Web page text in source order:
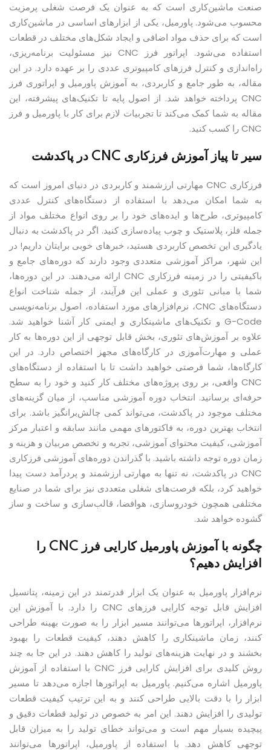
صنعت ماشین‌کاری است که به عنوان یک فرصت شغلی پرمزیت
محسوب می‌شود. پاورمیل، یکی از ابزارهای اساسی در ماشین‌کاری
است که برای حذف مواد اضافی و ایجاد شکل‌های مختلف در قطعات
استفاده می‌شود. اپراتور فرز CNC نیز مسئولیت برنامه‌ریزی،
راه‌اندازی و کنترل فرزهای کامپیوتری عددی را بر عهده دارد. در این
مقاله، به طور جامع و کاربردی، به آموزش پاورمیل و اپراتوری فرز
CNC پرداخته خواهد شد. از اصول پایه تا تکنیک‌های پیشرفته، این
مقاله به شما کمک می‌کند تا تجربیات لازم برای کار با پاورمیل و فرز
CNC را کسب کنید.
سیر تا پیاز آموزش فرزکاری CNC در پاکدشت
فرزکاری CNC مهارتی ارزشمند و کاربردی در دنیای امروز است که
به شما امکان می‌دهد با استفاده از دستگاه‌های کنترل عددی
کامپیوتری، طرح‌ها و ایده‌های خود را بر روی انواع مختلف مواد از
جمله فلز، پلاستیک و چوب پیاده‌سازی کنید. اگر در پاکدشت به دنبال
یادگیری این تخصص کاربردی هستید، خبرهای خوبی برایتان داریم! در
این شهر، مراکز آموزشی متعددی وجود دارند که دوره‌های جامع و
باکیفیتی را در زمینه فرزکاری CNC ارائه می‌دهند. در این دوره‌ها،
شما با مبانی تئوری و عملی این فرآیند، از جمله شناخت انواع
دستگاه‌های CNC، نرم‌افزارهای مورد استفاده، اصول برنامه‌نویسی
G-Code و تکنیک‌های ماشینکاری و ایمنی کار آشنا خواهید شد.
علاوه بر آموزش‌های تئوری، بخش قابل توجهی از این دوره‌ها به کار
عملی و مهارت‌آموزی در کارگاه‌های مجهز اختصاص دارد. در این
کارگاه‌ها، شما فرصتی خواهید داشت تا با استفاده از دستگاه‌های
CNC واقعی، بر روی پروژه‌های مختلف کار کنید و خود را به سطح
حرفه‌ای برسانید. انتخاب دوره آموزشی مناسب، از میان گزینه‌های
مختلف موجود در پاکدشت، می‌تواند کمی چالش‌برانگیز باشد. برای
انتخاب بهترین دوره، به فاکتورهای مهمی مانند سابقه و اعتبار مرکز
آموزشی، کیفیت محتوای آموزشی، تجربه و تخصص مربیان و هزینه و
زمان دوره توجه داشته باشید. با گذراندن دوره‌های آموزشی فرزکاری
CNC در پاکدشت، نه تنها به مهارتی ارزشمند و پردرآمد دست پیدا
خواهید کرد، بلکه فرصت‌های شغلی متعددی نیز برای شما در صنایع
مختلفی همچون خودروسازی، هوافضا، قالب‌سازی و ساخت و ساز
گشوده خواهد شد.
چگونه با آموزش پاورمیل کارایی فرز CNC را
افزایش دهیم؟
نرم‌افزار پاورمیل به عنوان یک ابزار قدرتمند در این زمینه، پتانسیل
افزایش قابل توجه کارایی فرزهای CNC را دارد. با آموزش این
نرم‌افزار، اپراتورها می‌توانند مسیر ابزار را به صورت بهینه طراحی
کنند، زمان ماشینکاری را کاهش دهند، کیفیت قطعات را بهبود
بخشند و در نهایت هزینه‌های تولید را کاهش دهند. در این جا به چند
روش کلیدی برای افزایش کارایی فرز CNC با استفاده از آموزش
پاورمیل اشاره می‌کنیم. پاورمیل به اپراتورها اجازه می‌دهد تا مسیر
ابزار را با دقت بالایی طراحی کنند و به این ترتیب کیفیت قطعات
تولیدی را افزایش دهند. این امر به خصوص در تولید قطعات دقیق و
پیچیده بسیار مهم است و می‌تواند خطای تولید را به میزان قابل
توجهی کاهش دهد. با استفاده از پاورمیل، اپراتورها می‌توانند